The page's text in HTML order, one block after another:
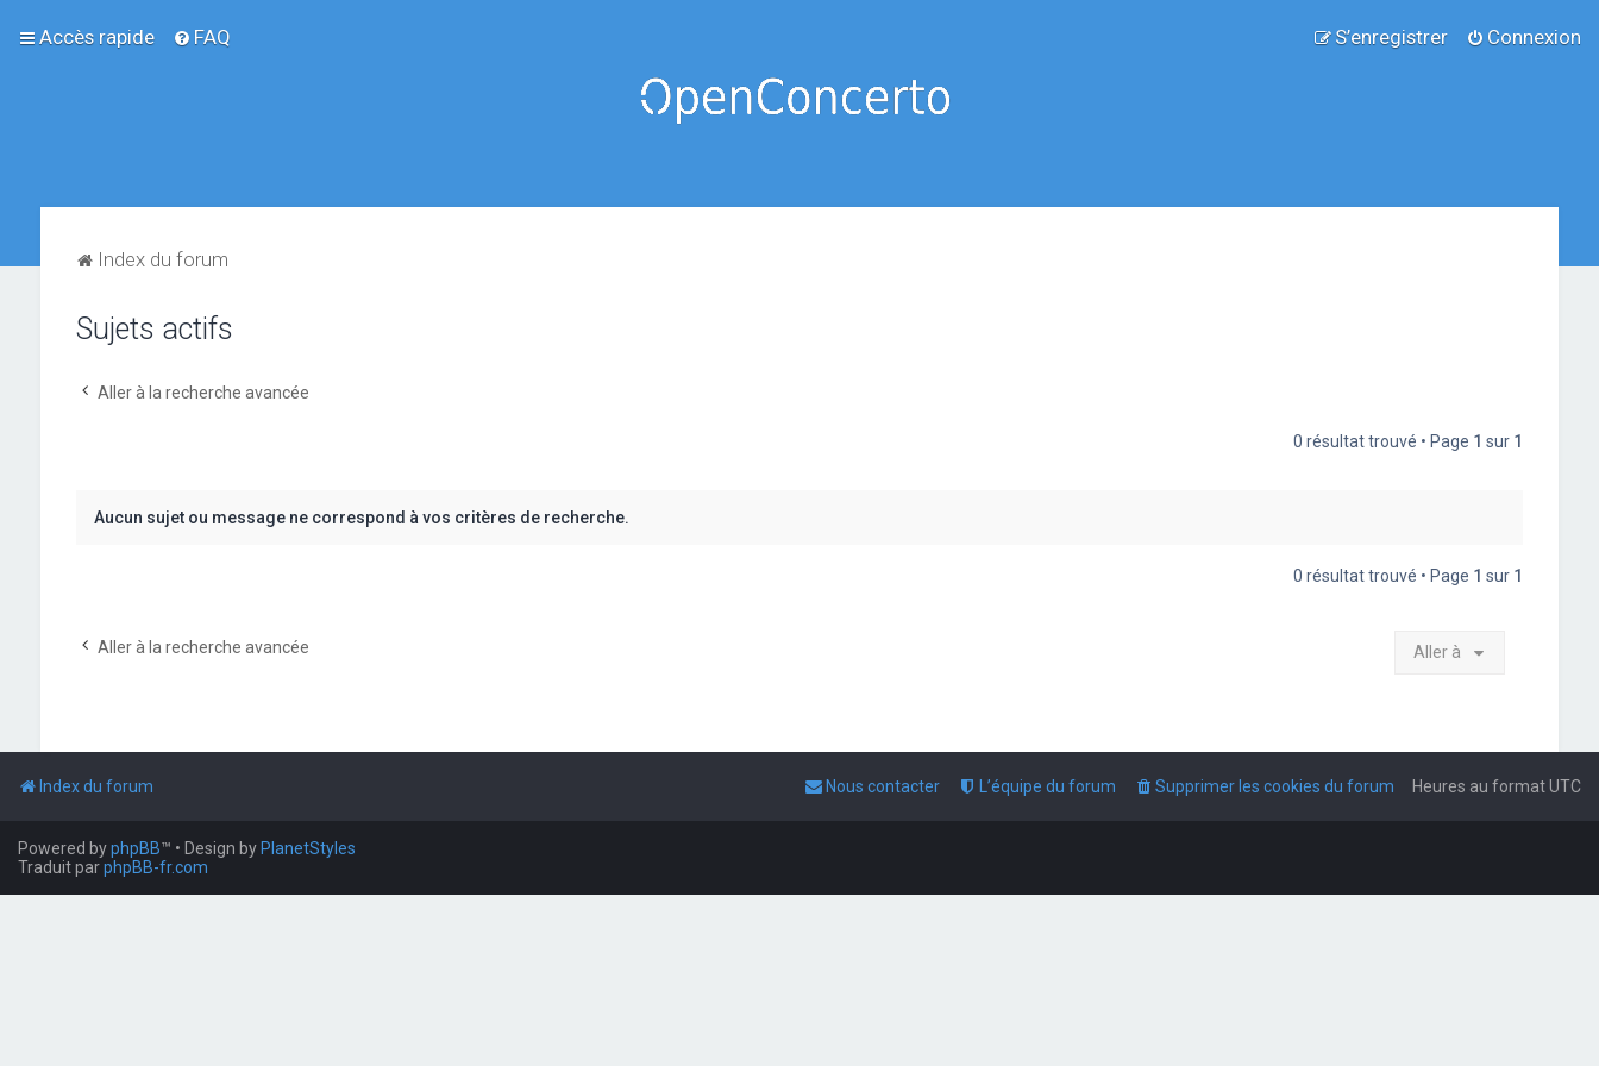
Accès rapide FAQ Connexion
S’enregistrer
Index du forum
Sujets actifs
Aller à la recherche avancée
0 résultat trouvé • Page 1 sur 1
Aucun sujet ou message ne correspond à vos critères de recherche.
0 résultat trouvé • Page 1 sur 1
Aller à la recherche avancée Aller à
Index du forum Heures au formatUTC
Supprimer les cookies du forum
L’équipe du forum
Nous contacter
Powered byphpBB™ • Design by PlanetStyles
Traduit parphpBB-fr.com